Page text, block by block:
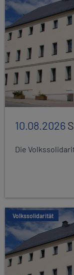
10.08.2026
Die
Volkssolidarität